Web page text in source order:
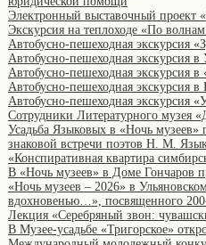
Электронный выставочный проект
Экскурсия на теплоходе «По
Автобусно-пешеходная экскурсия
Автобусно-пешеходная экскурсия
Автобусно-пешеходная экскурсия
Автобусно-пешеходная экскурсия
Автобусно-пешеходная экскурсия
Сотрудники Литературного музея
Усадьба Языковых в «Ночь
знаковой встречи поэтов Н. М.
«Конспиративная квартира
В «Ночь музеев» в Доме Гончаров
«Ночь музеев – 2026» в
вдохновенью…», посвященного
Лекция «Серебряный звон:
В Музее-усадьбе «Тригорское»